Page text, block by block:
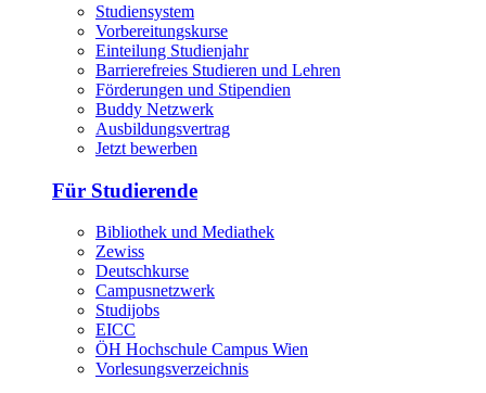
Studiensystem
Vorbereitungskurse
Einteilung Studienjahr
Barrierefreies Studieren und Lehren
Förderungen und Stipendien
Buddy Netzwerk
Ausbildungsvertrag
Jetzt bewerben
Für Studierende
Bibliothek und Mediathek
Zewiss
Deutschkurse
Campusnetzwerk
Studijobs
EICC
ÖH Hochschule Campus Wien
Vorlesungsverzeichnis